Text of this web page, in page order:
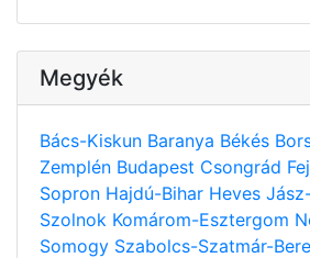
Megyék
Bács-Kiskun Baranya Békés
Zemplén Budapest Csongrád
Sopron Hajdú-Bihar Heves
Szolnok Komárom-Esztergom
Somogy Szabolcs-Szatmár-